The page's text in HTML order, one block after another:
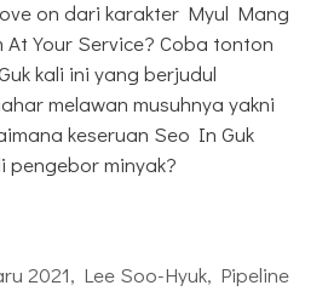
on dari karakter Myul Mang
Your Service? Coba tonton
kali ini yang berjudul
melawan musuhnya yakni
keseruan Seo In Guk
pengebor minyak?
2021, Lee Soo-Hyuk, Pipeline